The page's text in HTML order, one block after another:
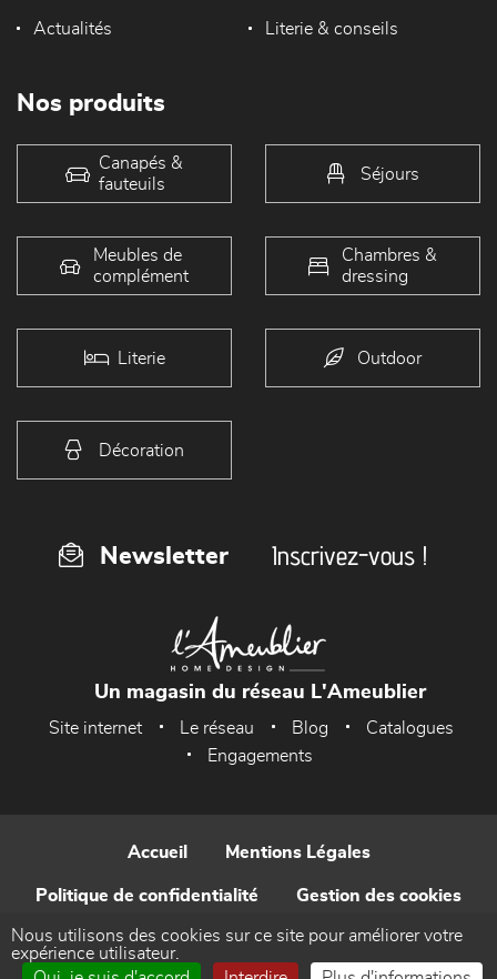
Actualités Literie & conseils
Nos produits
Canapés &
fauteuils
Séjours
Meubles de
complément
Chambres &
dressing
Literie Outdoor
Décoration
Newsletter Inscrivez-vous !
Un magasin du réseau L'Ameublier
Site internet Le réseau Blog
Catalogues
Engagements
Accueil Mentions Légales
Politique de confidentialité Gestion des cookies
Contact
Nous utilisons des cookies sur ce site pour améliorer votre
expérience utilisateur.